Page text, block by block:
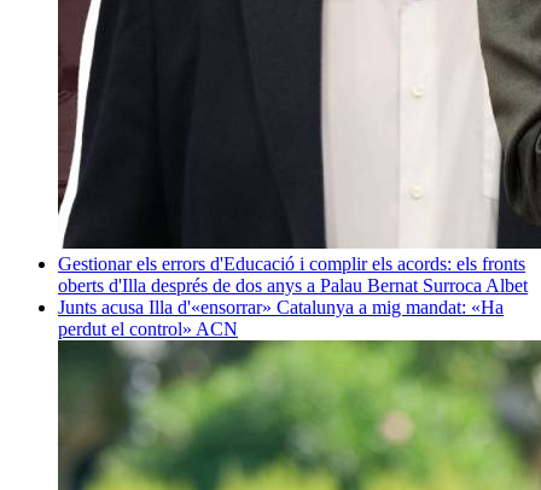
Gestionar els errors d'Educació i complir els acords: els fronts
oberts d'Illa després de dos anys a Palau Bernat Surroca Albet
Junts acusa Illa d'«ensorrar» Catalunya a mig mandat: «Ha
perdut el control» ACN